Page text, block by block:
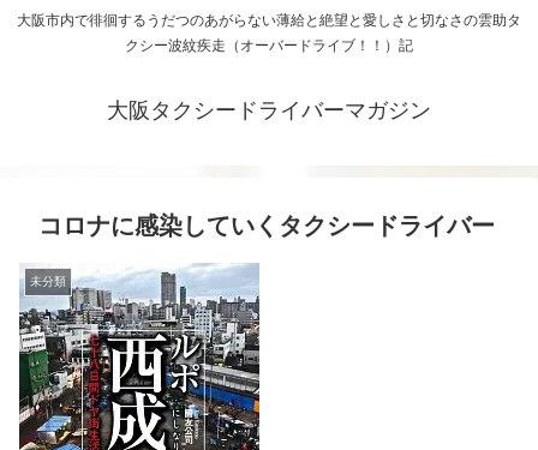
大阪市内で徘徊するうだつのあがらない薄給と絶望と愛しさと切なさの雲助タ
クシー波紋疾走（オーバードライブ！！）記
大阪タクシードライバーマガジン
コロナに感染していくタクシードライバー
未分類